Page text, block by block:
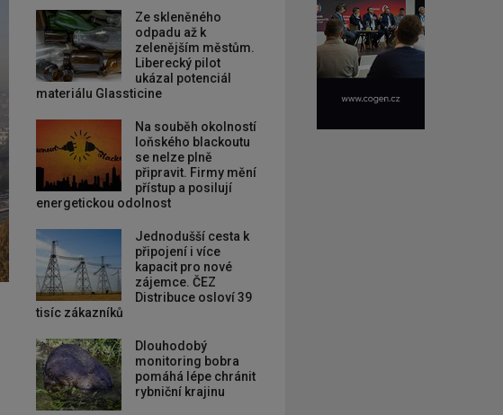
Ze skleněného
odpadu až k
zelenějším městům.
Liberecký pilot
ukázal potenciál
materiálu Glassticine
Na souběh okolností
loňského blackoutu
se nelze plně
připravit. Firmy mění
přístup a posilují
energetickou odolnost
Jednodušší cesta k
připojení i více
kapacit pro nové
zájemce. ČEZ
Distribuce osloví 39
tisíc zákazníků
Dlouhodobý
monitoring bobra
pomáhá lépe chránit
rybniční krajinu